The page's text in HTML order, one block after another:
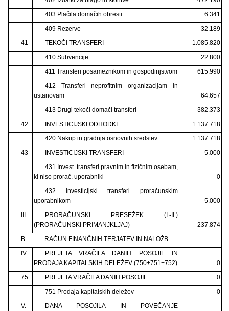
403 Plačila domačih obresti
6.341
409 Rezerve
32.189
41
TEKOČI TRANSFERI
1.085.820
410 Subvencije
22.800
411 Transferi posameznikom in gospodinjstvom
615.990
412 Transferi neprofitnim organizacijam in
ustanovam
64.657
413 Drugi tekoči domači transferi
382.373
42
INVESTICIJSKI ODHODKI
1.137.718
420 Nakup in gradnja osnovnih sredstev
1.137.718
43
INVESTICIJSKI TRANSFERI
5.000
431 Invest. transferi pravnim in fizičnim osebam,
ki niso prorač. uporabniki
0
432 Investicijski transferi proračunskim
uporabnikom
5.000
III.
PRORAČUNSKI PRESEŽEK (I.-II.)
(PRORAČUNSKI PRIMANJKLJAJ)
–237.874
B.
RAČUN FINANČNIH TERJATEV IN NALOŽB
IV.
PREJETA VRAČILA DANIH POSOJIL IN
PRODAJA KAPITALSKIH DELEŽEV (750+751+752)
0
75
PREJETA VRAČILA DANIH POSOJIL
0
751 Prodaja kapitalskih deležev
0
V.
DANA POSOJILA IN POVEČANJE